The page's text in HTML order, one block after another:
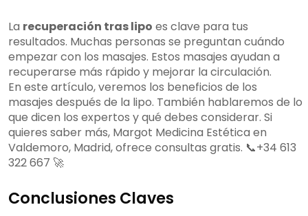
La recuperación tras lipo es clave para tus
resultados. Muchas personas se preguntan cuándo
empezar con los masajes. Estos masajes ayudan a
recuperarse más rápido y mejorar la circulación.
En este artículo, veremos los beneficios de los
masajes después de la lipo. También hablaremos de lo
que dicen los expertos y qué debes considerar. Si
quieres saber más, Margot Medicina Estética en
Valdemoro, Madrid, ofrece consultas gratis. 📞+34 613
322 667 🚀
Conclusiones Claves